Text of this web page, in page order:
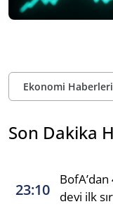
Ekonomi Haberleri
Son Dakika
23:10
BofA’dan
devi ilk